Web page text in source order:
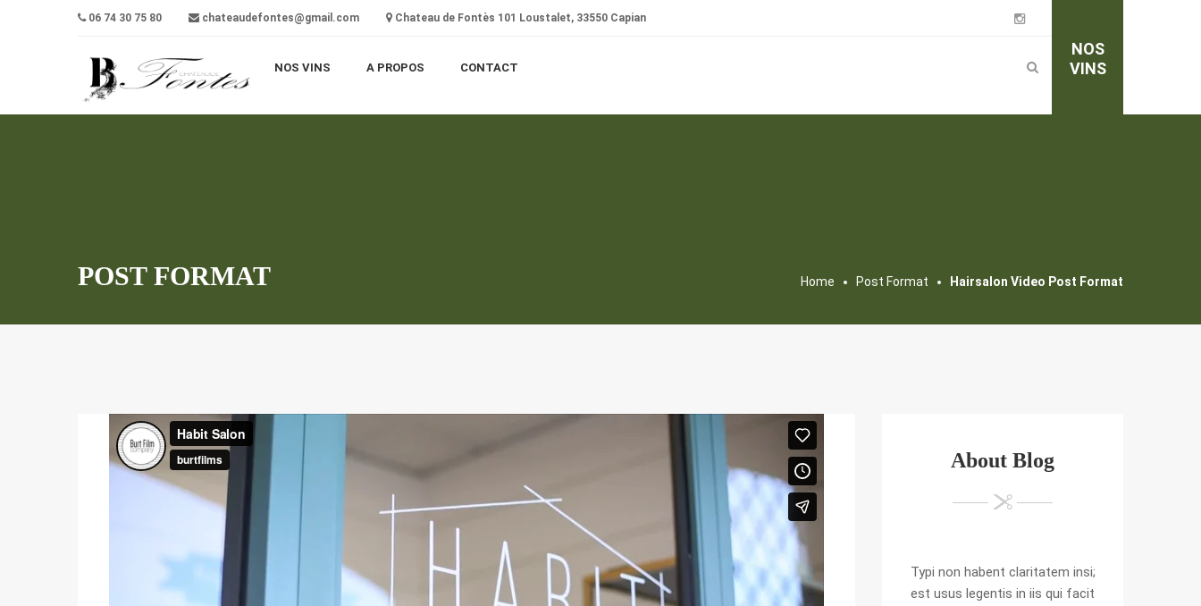
06 74 30 75 80 chateaudefontes@gmail.com Chateau de Fontès 101 Loustalet, 33550 Capian
NOS VINS A PROPOS CONTACT
NOS
VINS
POST FORMAT Home Post Format Hairsalon Video Post Format
About Blog
Typi non habent claritatem insi;
est usus legentis in iis qui facit